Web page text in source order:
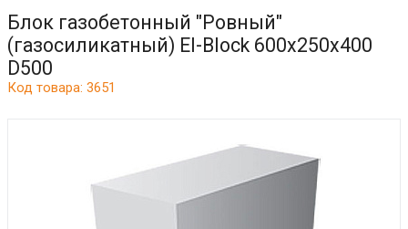
Блок газобетонный "Ровный"
(газосиликатный) El-Block 600х250х400
D500
Код товара: 3651